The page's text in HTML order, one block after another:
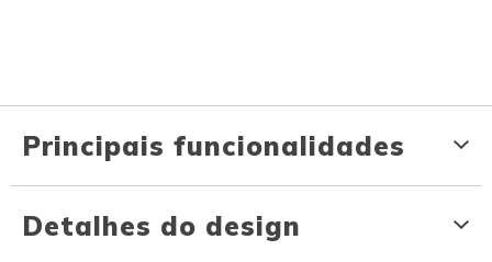
Principais funcionalidades
Detalhes do design